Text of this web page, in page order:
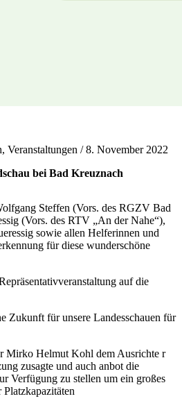
Veranstaltungen /8. November 2022
bei Bad Kreuznach
Steffen (Vors. des RGZV Bad
(Vors. des RTV „An der Nahe“),
sowie allen Helferinnen und
für diese wunderschöne
auf die
Zukunft für unsere Landesschauen für
Mirko Helmut Kohl dem Ausrichte r
zusagte und auch anbot die
Verfügung zu stellen um ein großes